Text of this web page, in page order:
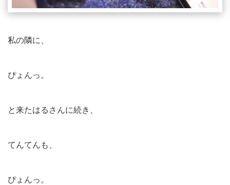
私の隣に、
ぴょんっ。
と来たはるさんに続き、
てんてんも、
ぴょんっ。